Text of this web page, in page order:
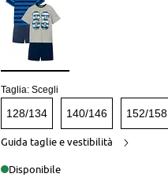
Taglia:Scegli
128/134 140/146 152/158
Guida taglie e vestibilità
Disponibile